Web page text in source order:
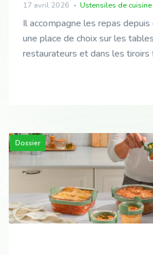
17 avril 2026 Ustensiles de cuisine
Il accompagne les repas
une place de choix sur les
restaurateurs et dans les tiroirs
Dossier